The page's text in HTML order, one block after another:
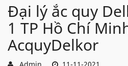
Đại lý ắc quy
1 TP Hồ Chí
AcquyDelkor